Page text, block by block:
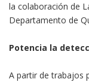
la colaboración de
Departamento de
Potencia la
A partir de trabajos